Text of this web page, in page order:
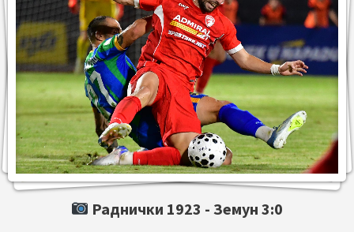
Раднички 1923 -Земун 3:0